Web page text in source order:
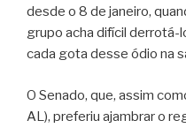
desde o 8 de janeiro,
grupo acha difícil derrotá-
cada gota desse ódio na
O Senado, que, assim
AL), preferiu ajambrar o